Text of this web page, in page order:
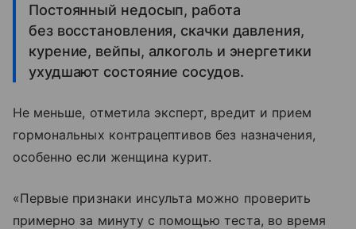
Постоянный недосып, работа
без восстановления, скачки давления,
курение, вейпы, алкоголь и энергетики
ухудшают состояние сосудов.
Не меньше, отметила эксперт, вредит и прием
гормональных контрацептивов без назначения,
особенно если женщина курит.
«Первые признаки инсульта можно проверить
примерно за минуту с помощью теста, во время